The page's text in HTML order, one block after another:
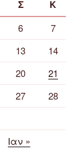
Σ Κ
6
7
13
14
20
21
27
28
Ιαν »